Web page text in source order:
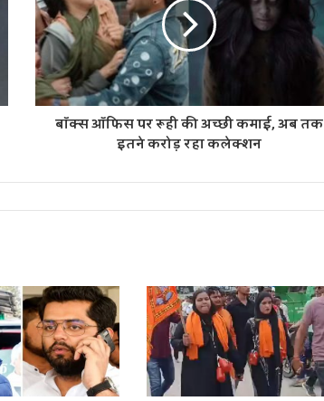
बॉक्स ऑफिस पर रूही की अच्छी कमाई, अब तक
इतने करोड़ रहा कलेक्शन